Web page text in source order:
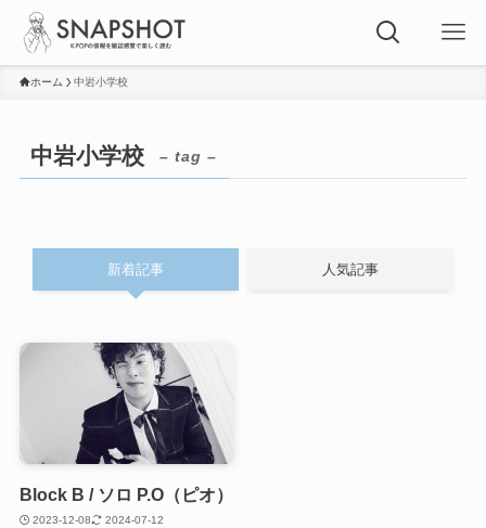
ホーム 中岩小学校
中岩小学校 – tag –
新着記事 人気記事
Block B / ソロ P.O（ピオ）
2023-12-08
2024-07-12